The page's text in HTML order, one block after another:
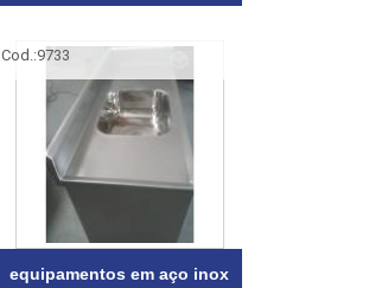
Cod.:9733
equipamentos em aço inox